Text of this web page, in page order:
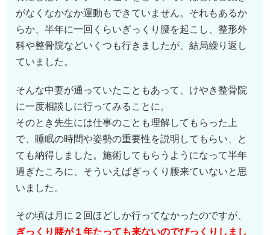
がなくなかなか運動もできていません。それもあるか
らか、半年に一回くらいぎっくり腰を起こし、整形外
科や整骨院などいくつも行きましたが、結局繰り返し
ていました。
そんな中妻が通っていたこともあって、けやき整骨院
に一度相談しに行ってみることに。
そのとき先生には仕事のことも理解してもらった上
で、睡眠の時間や姿勢の重要性を説明してもらい、と
ても納得しました。施術してもらうようになって半年
過ぎたころに、そういえばぎっくり腰来ていないと思
いました。
その頃は月に２回ほどしか行ってなかったのですが、
ぎっくり腰が１年たっても来ないのでびっくりしまし